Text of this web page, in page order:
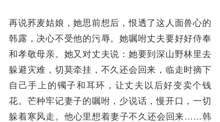
再说荞麦姑娘，她思前想后，恨透了这人面兽心的
韩露，决心不受他的污辱。她嘱咐丈夫要好好侍奉
和孝敬母亲。她又对丈夫说：她要到深山野林里去
躲避灾难，切莫牵挂，不久还会回来，临走时摘下
自己手上的镯子和耳环，让丈夫以后好变卖个钱
花。芒种牢记妻子的嘱咐，少说话，慢开口，一切
躲着寒风走。他心里想着妻子不久还会回来……韩